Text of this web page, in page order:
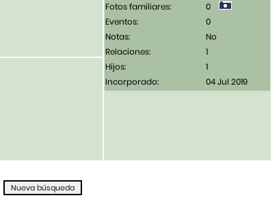
Fotos familiares:
0
Eventos:
0
Notas:
No
Relaciones:
1
Hijos:
1
Incorporado:
04 Jul 2019